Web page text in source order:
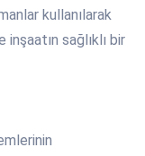
kullanılarak
inşaatın sağlıklı bir